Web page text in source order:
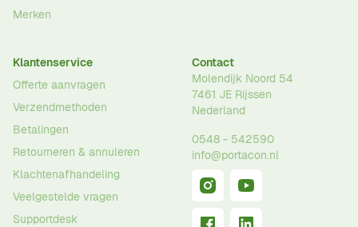
Merken
Klantenservice
Offerte aanvragen
Verzendmethoden
Betalingen
Retourneren & annuleren
Klachtenafhandeling
Veelgestelde vragen
Supportdesk
Contact
Molendijk Noord 54
7461 JE Rijssen
Nederland
0548 - 542590
info@portacon.nl